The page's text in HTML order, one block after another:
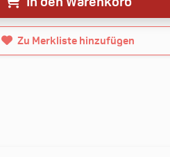
Zu Merkliste hinzufügen